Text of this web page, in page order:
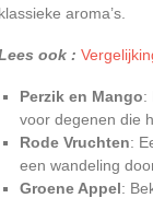
klassieke aroma’s.
ook :
Perzik en Mango:
voor degenen die
Rode Vruchten:
een wandeling
Groene Appel: